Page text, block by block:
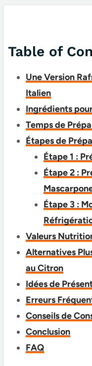
Table of
Une Version
Italien
Ingrédients
Temps de
Étapes de
Étape 1 :
Étape 2 :
Étape 3 :
Valeurs
Alternatives
au Citron
Idées de
Erreurs
Conseils de
Conclusion
FAQ